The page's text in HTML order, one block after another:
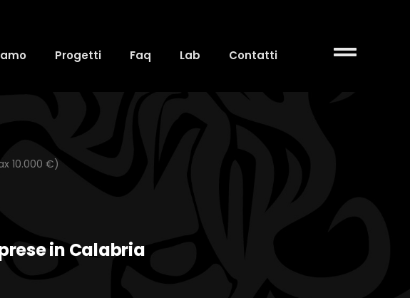
Progetti Faq Lab Contatti
10.000 €)
in Calabria